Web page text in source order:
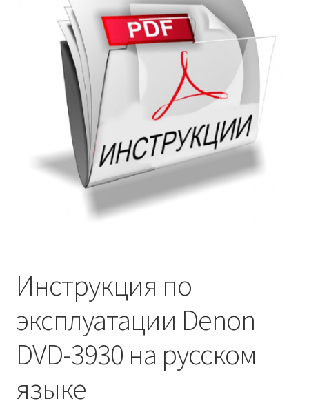
Контакты
Инструкция по
эксплуатации Denon
DVD-3930 на русском
языке